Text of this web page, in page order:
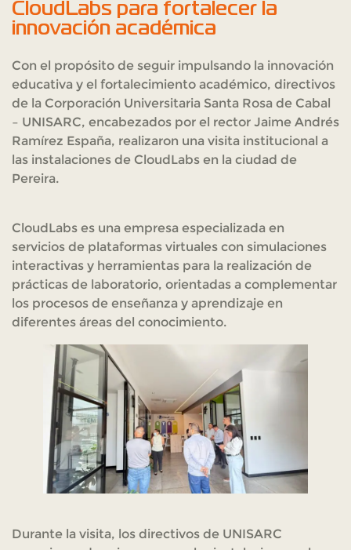
CloudLabs para fortalecer la
innovación académica
Con el propósito de seguir impulsando la innovación
educativa y el fortalecimiento académico, directivos
de la Corporación Universitaria Santa Rosa de Cabal
– UNISARC, encabezados por el rector Jaime Andrés
Ramírez España, realizaron una visita institucional a
las instalaciones de CloudLabs en la ciudad de
Pereira.
CloudLabs es una empresa especializada en
servicios de plataformas virtuales con simulaciones
interactivas y herramientas para la realización de
prácticas de laboratorio, orientadas a complementar
los procesos de enseñanza y aprendizaje en
diferentes áreas del conocimiento.
Durante la visita, los directivos de UNISARC